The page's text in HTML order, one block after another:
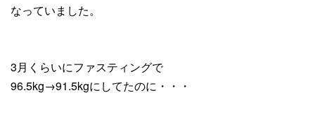
なっていました。
3月くらいにファスティングで
96.5kg→91.5kgにしてたのに・・・